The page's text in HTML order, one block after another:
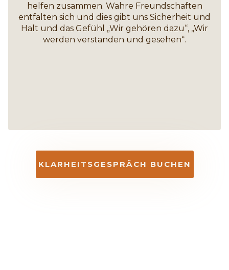
helfen zusammen. Wahre Freundschaften
entfalten sich und dies gibt uns Sicherheit und
Halt und das Gefühl „Wir gehören dazu“, „Wir
werden verstanden und gesehen“.
KLARHEITSGESPRÄCH BUCHEN